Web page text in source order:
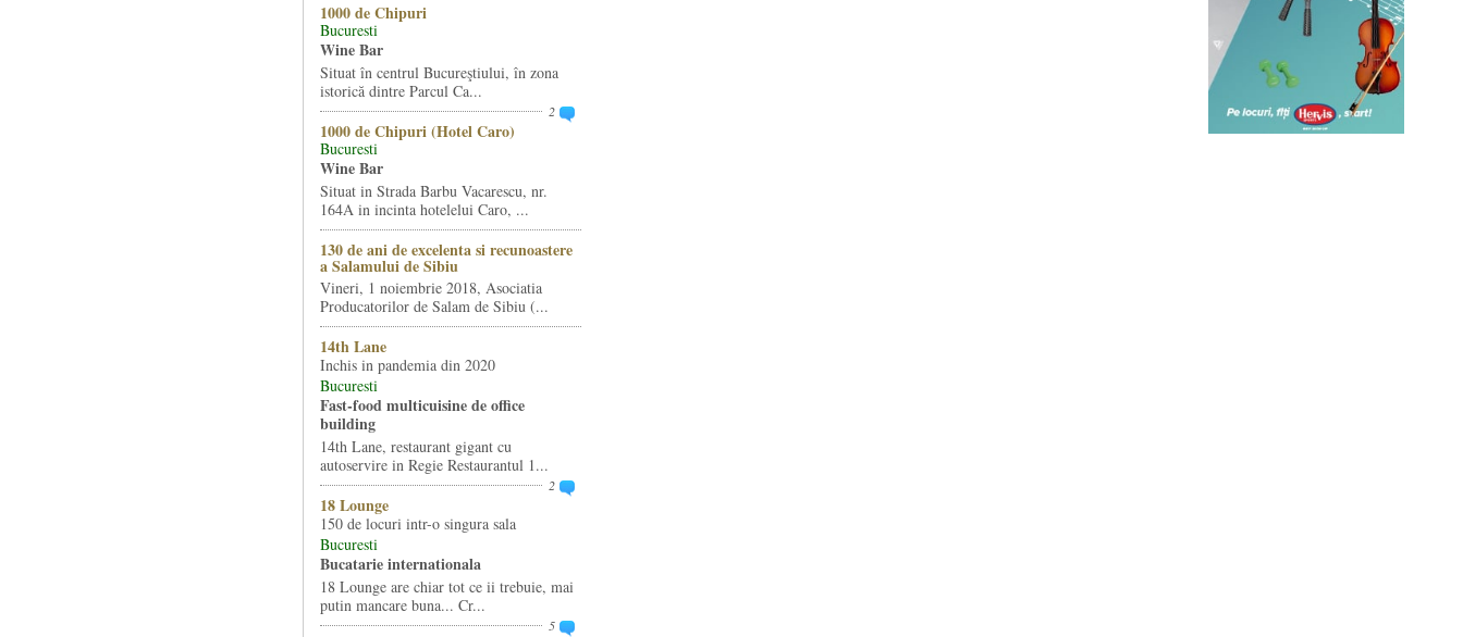
1000 de Chipuri
Bucuresti
Wine Bar
Situat în centrul Bucureştiului, în zona
istorică dintre Parcul Ca...
2
1000 de Chipuri (Hotel Caro)
Bucuresti
Wine Bar
Situat in Strada Barbu Vacarescu, nr.
164A in incinta hotelelui Caro, ...
130 de ani de excelenta si recunoastere
a Salamului de Sibiu
Vineri, 1 noiembrie 2018, Asociatia
Producatorilor de Salam de Sibiu (...
14th Lane
Inchis in pandemia din 2020
Bucuresti
Fast-food multicuisine de office
building
14th Lane, restaurant gigant cu
autoservire in Regie Restaurantul 1...
2
18 Lounge
150 de locuri intr-o singura sala
Bucuresti
Bucatarie internationala
18 Lounge are chiar tot ce ii trebuie, mai
putin mancare buna... Cr...
5